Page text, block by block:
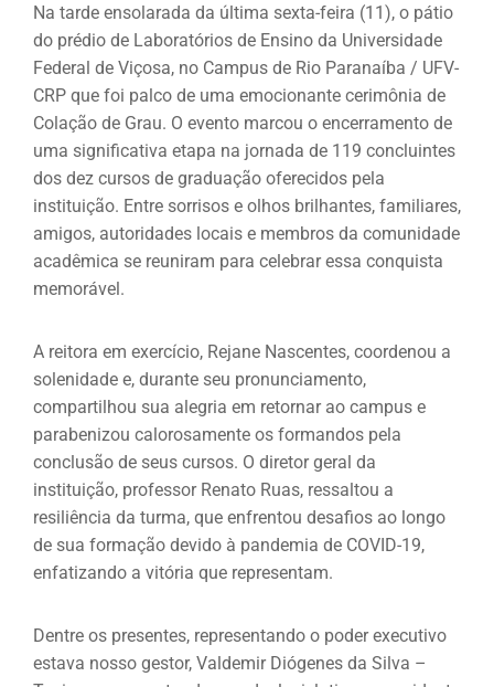
Na tarde ensolarada da última sexta-feira (11), o pátio
do prédio de Laboratórios de Ensino da Universidade
Federal de Viçosa, no Campus de Rio Paranaíba / UFV-
CRP que foi palco de uma emocionante cerimônia de
Colação de Grau. O evento marcou o encerramento de
uma significativa etapa na jornada de 119 concluintes
dos dez cursos de graduação oferecidos pela
instituição. Entre sorrisos e olhos brilhantes, familiares,
amigos, autoridades locais e membros da comunidade
acadêmica se reuniram para celebrar essa conquista
memorável.
A reitora em exercício, Rejane Nascentes, coordenou a
solenidade e, durante seu pronunciamento,
compartilhou sua alegria em retornar ao campus e
parabenizou calorosamente os formandos pela
conclusão de seus cursos. O diretor geral da
instituição, professor Renato Ruas, ressaltou a
resiliência da turma, que enfrentou desafios ao longo
de sua formação devido à pandemia de COVID-19,
enfatizando a vitória que representam.
Dentre os presentes, representando o poder executivo
estava nosso gestor, Valdemir Diógenes da Silva –